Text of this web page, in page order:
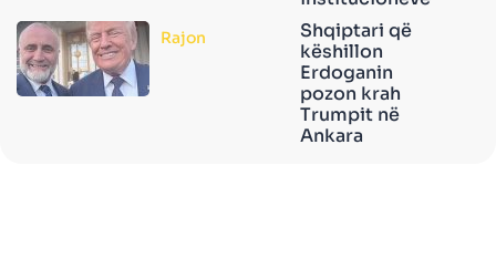
Rajon
Shqiptari që
këshillon
Erdoganin
pozon krah
Trumpit në
Ankara